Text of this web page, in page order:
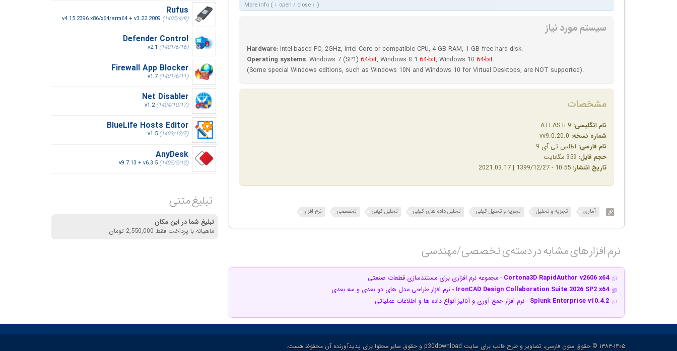
More info ( ↓ open / close ↑ )
سیستم مورد نیاز
Hardware: Intel-based PC, 2GHz, Intel Core or compatible CPU, 4 GB RAM, 1 GB free hard disk.
Operating systems: Windows 7 (SP1) 64-bit, Windows 8.1 64-bit, Windows 10 64-bit.
(Some special Windows editions, such as Windows 10N and Windows 10 for Virtual Desktops, are NOT supported).
مشخصات
نام انگلیسی:
شماره نسخه:
نام فارسی: اطلس تی آی 9
حجم فایل:
تاریخ انتشار:
آماری تجزیه و تحلیل تجزیه و تحلیل کیفی تحلیل داده های کیفی تحلیل کیفی تخصصی نرم افزار
نرم افزار های مشابه در دسته‌ی‌ تخصصی/مهندسی‎
Cortona3D RapidAuthor v2606 x64 - مجموعه نرم افزاری برای مستندسازی قطعات صنعتی
IronCAD Design Collaboration Suite 2026 SP2 x64 - نرم افزار طراحی مدل های دو بعدی و سه بعدی
Splunk Enterprise v10.4.2 - نرم افزار جمع آوری و آنالیز انواع داده ها و اطلاعات عملیاتی
Rufus
v4.15.2396 x86/x64/arm64 + v3.22.2009 (1405/4/9)
Defender Control
v2.1 (1401/6/16)
Firewall App Blocker
v1.7 (1401/6/11)
Net Disabler
v1.2(1404/10/17)
BlueLife Hosts Editor
v1.5 (1403/12/7)
AnyDesk
v9.7.13 + v6.3.5 (1405/5/12)
تبلیغ متنی
تبلیغ شما در این مکان
ماهیانه با پرداخت فقط 2,550,000 تومان
۱۳۸۳-۱۴۰۵ © حقوق متون فارسی، تصاویر و طرح قالب برای سایت p30download و حقوق سایر محتوا برای پدیدآورنده آن محفوظ هست.